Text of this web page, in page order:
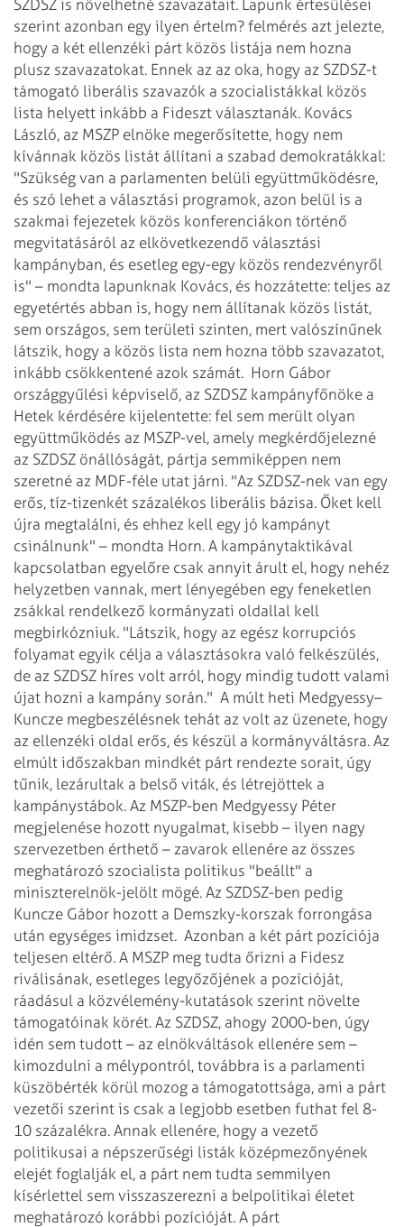
SZDSZ is növelhetné szavazatait. Lapunk értesülései
szerint azonban egy ilyen értelm? felmérés azt jelezte,
hogy a két ellenzéki párt közös listája nem hozna
plusz szavazatokat. Ennek az az oka, hogy az SZDSZ-t
támogató liberális szavazók a szocialistákkal közös
lista helyett inkább a Fideszt választanák. Kovács
László, az MSZP elnöke megerősítette, hogy nem
kívánnak közös listát állítani a szabad demokratákkal:
"Szükség van a parlamenten belüli együttműködésre,
és szó lehet a választási programok, azon belül is a
szakmai fejezetek közös konferenciákon történő
megvitatásáról az elkövetkezendő választási
kampányban, és esetleg egy-egy közös rendezvényről
is" – mondta lapunknak Kovács, és hozzátette: teljes az
egyetértés abban is, hogy nem állítanak közös listát,
sem országos, sem területi szinten, mert valószínűnek
látszik, hogy a közös lista nem hozna több szavazatot,
inkább csökkentené azok számát. Horn Gábor
országgyűlési képviselő, az SZDSZ kampányfőnöke a
Hetek kérdésére kijelentette: fel sem merült olyan
együttműködés az MSZP-vel, amely megkérdőjelezné
az SZDSZ önállóságát, pártja semmiképpen nem
szeretné az MDF-féle utat járni. "Az SZDSZ-nek van egy
erős, tíz-tizenkét százalékos liberális bázisa. Őket kell
újra megtalálni, és ehhez kell egy jó kampányt
csinálnunk" – mondta Horn. A kampánytaktikával
kapcsolatban egyelőre csak annyit árult el, hogy nehéz
helyzetben vannak, mert lényegében egy feneketlen
zsákkal rendelkező kormányzati oldallal kell
megbirkózniuk. "Látszik, hogy az egész korrupciós
folyamat egyik célja a választásokra való felkészülés,
de az SZDSZ híres volt arról, hogy mindig tudott valami
újat hozni a kampány során." A múlt heti Medgyessy–
Kuncze megbeszélésnek tehát az volt az üzenete, hogy
az ellenzéki oldal erős, és készül a kormányváltásra. Az
elmúlt időszakban mindkét párt rendezte sorait, úgy
tűnik, lezárultak a belső viták, és létrejöttek a
kampánystábok. Az MSZP-ben Medgyessy Péter
megjelenése hozott nyugalmat, kisebb – ilyen nagy
szervezetben érthető – zavarok ellenére az összes
meghatározó szocialista politikus "beállt" a
miniszterelnök-jelölt mögé. Az SZDSZ-ben pedig
Kuncze Gábor hozott a Demszky-korszak forrongása
után egységes imidzset. Azonban a két párt pozíciója
teljesen eltérő. A MSZP meg tudta őrizni a Fidesz
riválisának, esetleges legyőzőjének a pozícióját,
ráadásul a közvélemény-kutatások szerint növelte
támogatóinak körét. Az SZDSZ, ahogy 2000-ben, úgy
idén sem tudott – az elnökváltások ellenére sem –
kimozdulni a mélypontról, továbbra is a parlamenti
küszöbérték körül mozog a támogatottsága, ami a párt
vezetői szerint is csak a legjobb esetben futhat fel 8-
10 százalékra. Annak ellenére, hogy a vezető
politikusai a népszerűségi listák középmezőnyének
elejét foglalják el, a párt nem tudta semmilyen
kísérlettel sem visszaszerezni a belpolitikai életet
meghatározó korábbi pozícióját. A párt